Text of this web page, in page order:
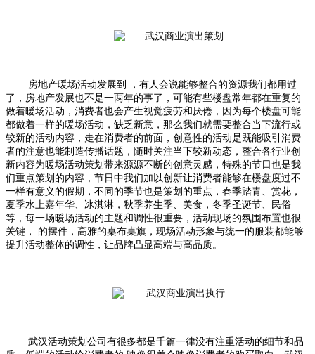
房地产暖场活动发展到 ，有人会说能够整合的资源我们都用过
了，房地产发展也不是一两年的事了，可能有些楼盘常年都在重复的
做着暖场活动，消费者也会产生视觉疲劳和厌倦，因为每个楼盘可能
都做着一样的暖场活动，缺乏新意，那么我们就需要整合当下流行或
较新的活动内容，走在消费者的前面，创意性的活动是既能吸引消费
者的注意也能制造传播话题，随时关注当下较新动态，整合各行业创
新内容为暖场活动策划带来源源不断的创意灵感，特殊的节日也是我
们重点策划的内容，节日中我们加以创新让消费者能够在楼盘度过不
一样有意义的假期，不同的季节也是策划的重点，春季踏青、赏花，
夏季水上嘉年华、冰淇淋，秋季养生季、美食，冬季圣诞节、民俗
等，每一场暖场活动的主题和调性很重要，活动现场的氛围布置也很
关键， 的摆件，高雅的桌布桌旗，现场活动形象与统一的服装都能够
提升活动整体的调性，让品牌凸显高端与高品质。
武汉活动策划公司有很多都是千篇一律没有注重活动的细节和品